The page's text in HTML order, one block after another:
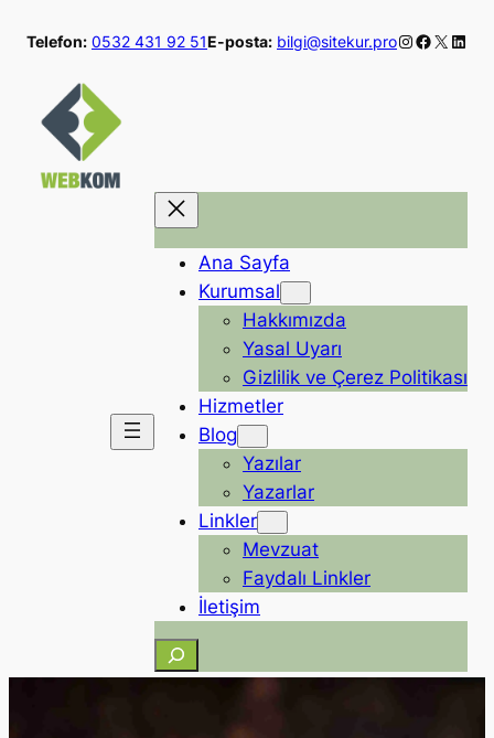
geç
Telefon: 0532 431 92 51E-posta: bilgi@sitekur.proInstagram
X
Ana Sayfa
Kurumsal
Hakkımızda
Yasal Uyarı
Gizlilik ve Çerez Politikası
Hizmetler
Blog
Yazılar
Yazarlar
Linkler
Mevzuat
Faydalı Linkler
İletişim
Ara